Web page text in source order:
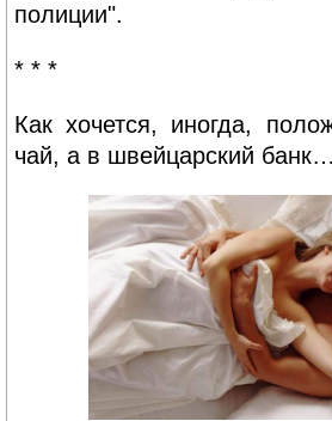
полиции".
* * *
Как хочется, иногда,
чай, а в швейцарский банк…